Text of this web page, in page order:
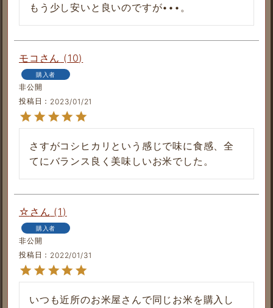
もう少し安いと良いのですが•••。
モコ 10
購入者
非公開
投稿日
2023/01/21
さすがコシヒカリという感じで味に食感、全
☆ 1
購入者
非公開
投稿日
2022/01/31
いつも近所のお米屋さんで同じお米を購入し